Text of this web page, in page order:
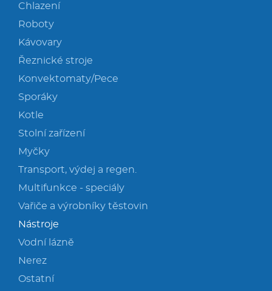
Chlazení
Roboty
Kávovary
Řeznické stroje
Konvektomaty/Pece
Sporáky
Kotle
Stolní zařízení
Myčky
Transport, výdej a regen.
Multifunkce - speciály
Vařiče a výrobníky těstovin
Nástroje
Vodní lázně
Nerez
Ostatní